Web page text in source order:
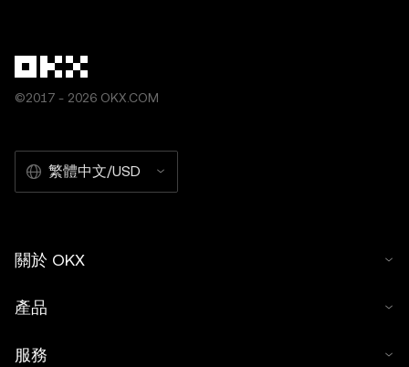
©2017 - 2026 OKX.COM
繁體中文/USD
關於 OKX
產品
服務